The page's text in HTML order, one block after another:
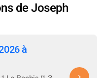
de Joseph
à